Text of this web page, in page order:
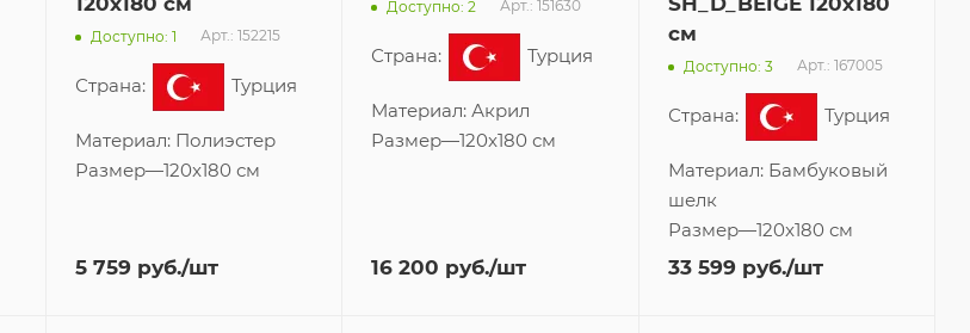
Доступно: 1 Арт.: 152215
Страна: Турция
Материал: Полиэстер
Размер—120x180 см
5 759руб./шт
Доступно: 2 Арт.: 151630
Страна: Турция
Материал: Акрил
Размер—120x180 см
16 200 руб./шт
см
Доступно: 3 Арт.: 167005
Страна: Турция
Материал: Бамбуковый
шелк
Размер—120x180 см
33 599руб./шт